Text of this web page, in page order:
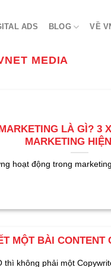
ADS BLOG VỀ
MEDIA
LÀ GÌ? 3
MARKETING
hoạt động trong
MỘT BÀI CONTENT
không phải một